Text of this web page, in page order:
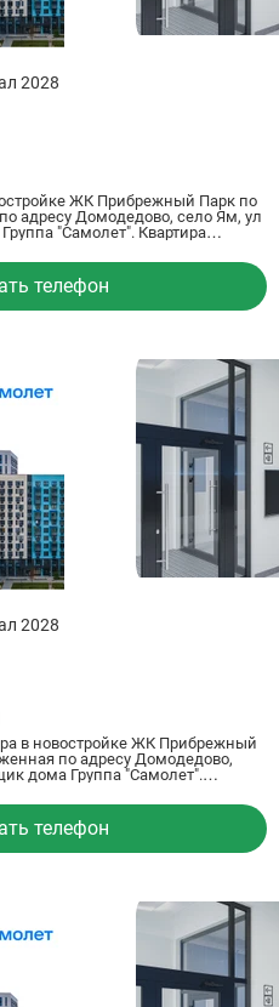
2028
ЖК Прибрежный Парк по
адресу Домодедово, село Ям, ул
"Самолет". Квартира
отделкой, в 23 минутах на
Общая площадь квартиры - 32.87
801198, сообщите его
телефон
2028
в новостройке ЖК Прибрежный
по адресу Домодедово,
дома Группа "Самолет".
года с черновой отделкой, в 23
Общая площадь
квартиры на СтройкиРУ 801191,
телефон